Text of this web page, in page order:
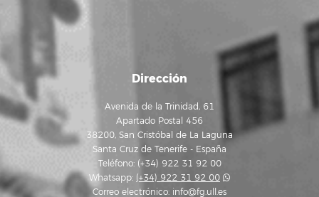
Dirección
Avenida de la Trinidad, 61
Apartado Postal 456
38200, San Cristóbal de La Laguna
Santa Cruz de Tenerife - España
Teléfono: (+34) 922 31 92 00
Whatsapp: (+34) 922 31 92 00
Correo electrónico: info@fg.ull.es